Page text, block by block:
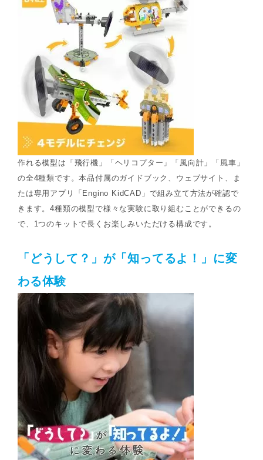
作れる模型は「飛行機」「ヘリコプター」「風向計」「風車」
の全4種類です。本品付属のガイドブック、ウェブサイト、ま
たは専用アプリ「Engino KidCAD」で組み立て方法が確認で
きます。4種類の模型で様々な実験に取り組むことができるの
で、1つのキットで長くお楽しみいただける構成です。
「どうして？」が「知ってるよ！」に変
わる体験